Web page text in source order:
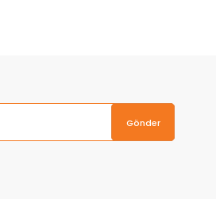
Gönder